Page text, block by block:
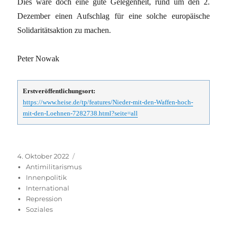
Dies wäre doch eine gute Gelegenheit, rund um den 2.
Dezember einen Aufschlag für eine solche europäische
Solidaritätsaktion zu machen.
Peter Nowak
Erstveröffentlichungsort:
https://www.heise.de/tp/features/Nieder-mit-den-Waffen-hoch-
mit-den-Loehnen-7282738.html?seite=all
Veröffentlicht
am
4. Oktober 2022
Antimilitarismus
Innenpolitik
International
Repression
Soziales